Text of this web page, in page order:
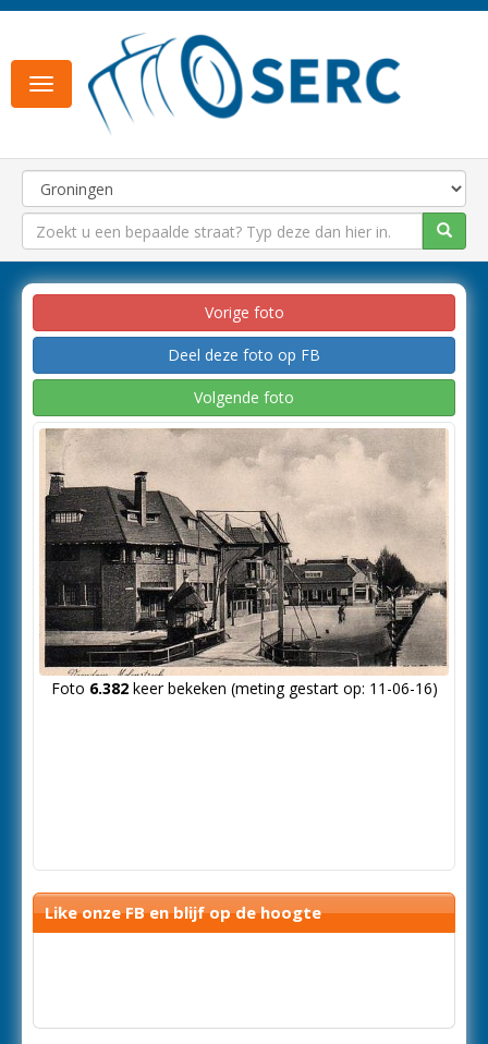
Toggle
navigation
Vorige foto
Deel deze foto op FB
Volgende foto
Foto 6.382keer bekeken (meting gestart op: 11-06-16)
Like onze FB en blijf op de hoogte